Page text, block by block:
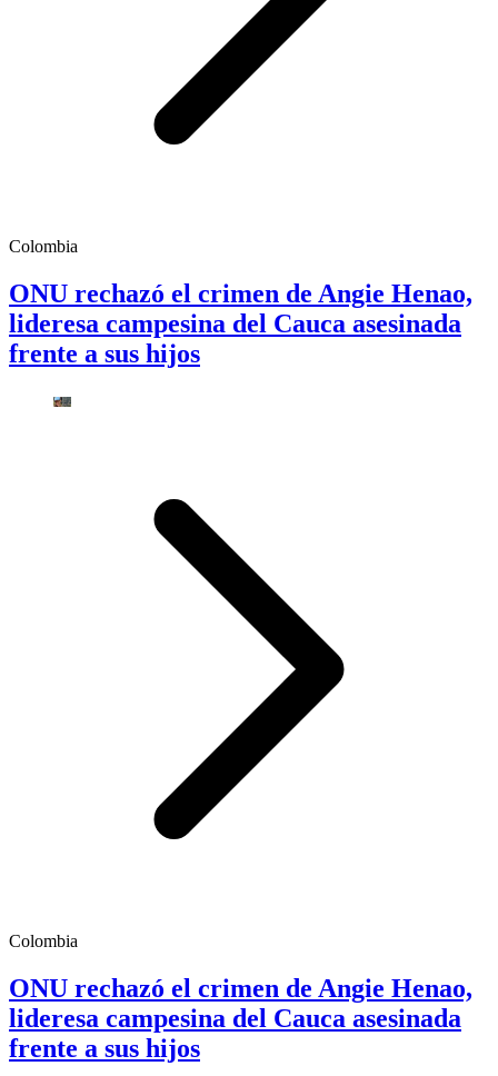
Colombia
ONU rechazó el crimen de Angie Henao,
lideresa campesina del Cauca asesinada
frente a sus hijos
Colombia
ONU rechazó el crimen de Angie Henao,
lideresa campesina del Cauca asesinada
frente a sus hijos